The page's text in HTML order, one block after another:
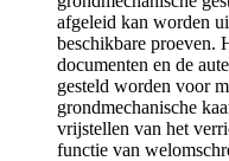
afgeleid kan worden
beschikbare proeven.
documenten en de
gesteld worden voor
grondmechanische
vrijstellen van het
functie van